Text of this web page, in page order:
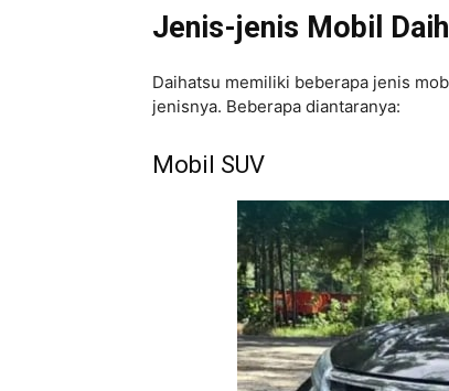
Jenis-jenis Mobil
Daihatsu memiliki beberapa jenis
jenisnya. Beberapa diantaranya:
Mobil SUV